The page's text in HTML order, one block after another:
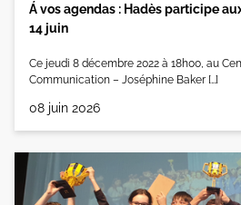
Á vos agendas : Hadès participe
14 juin
Ce jeudi 8 décembre 2022 à 18h00, au
Communication – Joséphine Baker […]
08 juin 2026